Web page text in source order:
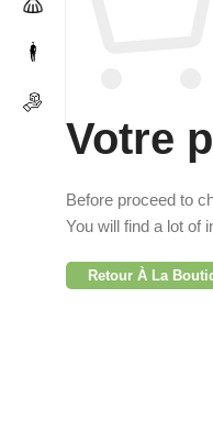
Votre
Before proceed to
You will find a lot of
Retour À La